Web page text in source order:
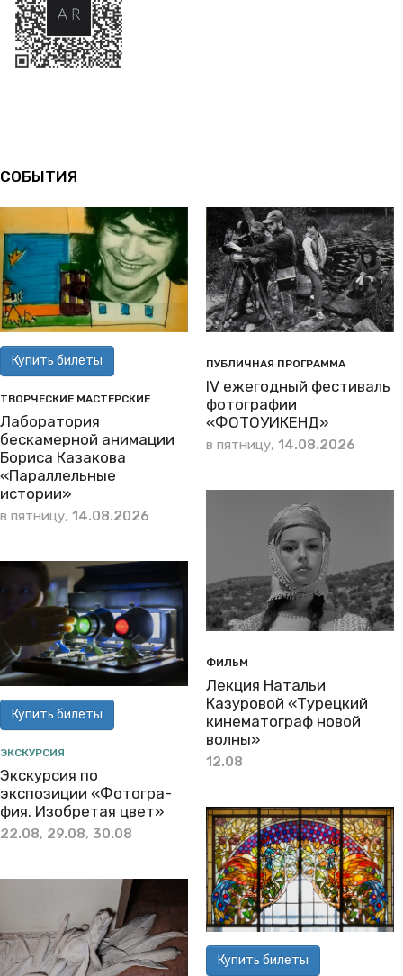
СОБЫТИЯ
Купить билеты
ТВОРЧЕСКИЕ МАСТЕРСКИЕ
Лаборатория
бескамерной анимации
Бориса Казакова
«Параллельные
истории»
в пятницу, 14.08.2026
ПУБЛИЧНАЯ ПРОГРАММА
IV ежегодный фестиваль
фотографии
«ФОТОУИКЕНД»
в пятницу, 14.08.2026
ФИЛЬМ
Лекция Натальи
Казуровой «Турецкий
кинематограф новой
волны»
12.08
Купить билеты
ЭКСКУРСИЯ
Экскурсия по
экспозиции «Фо­то­гра­
фия. Изоб­ре­тая цвет»
22.08, 29.08, 30.08
Купить билеты